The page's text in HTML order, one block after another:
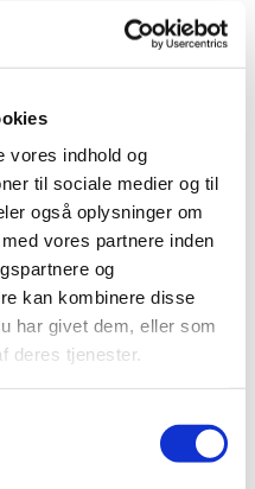
vores indhold og
til sociale medier og til
også oplysninger om
vores partnere inden
og
kan kombinere disse
har givet dem, eller som
deres tjenester.
CAPA 26/16
2017012998
sigma complete+hep
(pdf